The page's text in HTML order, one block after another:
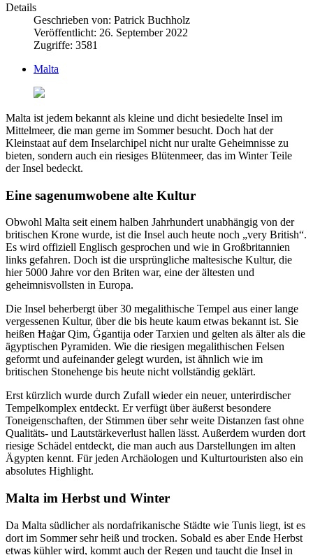
Details
Geschrieben von: Patrick Buchholz
Veröffentlicht: 26. September 2022
Zugriffe: 3581
Malta
Malta ist jedem bekannt als kleine und dicht besiedelte Insel im
Mittelmeer, die man gerne im Sommer besucht. Doch hat der
Kleinstaat auf dem Inselarchipel nicht nur uralte Geheimnisse zu
bieten, sondern auch ein riesiges Blütenmeer, das im Winter Teile
der Insel bedeckt.
Eine sagenumwobene alte Kultur
Obwohl Malta seit einem halben Jahrhundert unabhängig von der
britischen Krone wurde, ist die Insel auch heute noch „very British“.
Es wird offiziell Englisch gesprochen und wie in Großbritannien
links gefahren. Doch ist die ursprüngliche maltesische Kultur, die
hier 5000 Jahre vor den Briten war, eine der ältesten und
geheimnisvollsten in Europa.
Die Insel beherbergt über 30 megalithische Tempel aus einer lange
vergessenen Kultur, über die bis heute kaum etwas bekannt ist. Sie
heißen Ħaġar Qim, Ġgantija oder Tarxien und gelten als älter als die
ägyptischen Pyramiden. Wie die riesigen megalithischen Felsen
geformt und aufeinander gelegt wurden, ist ähnlich wie im
britischen Stonehenge bis heute nicht vollständig geklärt.
Erst kürzlich wurde durch Zufall wieder ein neuer, unterirdischer
Tempelkomplex entdeckt. Er verfügt über äußerst besondere
Toneigenschaften, der Stimmen über sehr weite Distanzen fast ohne
Qualitäts- und Lautstärkeverlust hallen lässt. Außerdem wurden dort
riesige Schädel entdeckt, die man auch aus Darstellungen im alten
Ägypten kennt. Für jeden Archäologen und Kulturtouristen also ein
absolutes Highlight.
Malta im Herbst und Winter
Da Malta südlicher als nordafrikanische Städte wie Tunis liegt, ist es
dort im Sommer sehr heiß und trocken. Sobald es aber Ende Herbst
etwas kühler wird, kommt auch der Regen und taucht die Insel in